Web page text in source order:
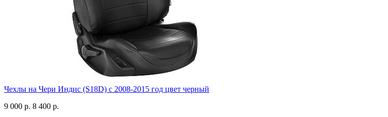
Чехлы на Чери Индис (S18D) с 2008-2015 год цвет черный
9 000 р. 8 400 р.